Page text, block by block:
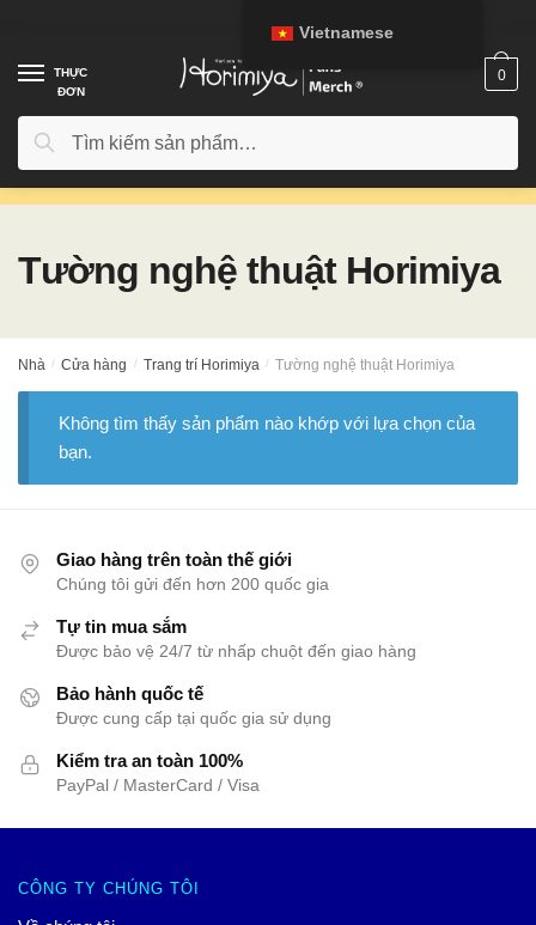
điều
phần
THỰC
ĐƠN
Tìm
kiếm:
Tìm kiếm
0
Tường nghệ thuật Horimiya
Nhà / Cửa hàng / Trang trí Horimiya / Tường nghệ thuật Horimiya
Không tìm thấy sản phẩm nào khớp với lựa chọn của
bạn.
Giao hàng trên toàn thế giới
Chúng tôi gửi đến hơn 200 quốc gia
Tự tin mua sắm
Được bảo vệ 24/7 từ nhấp chuột đến giao hàng
Bảo hành quốc tế
Được cung cấp tại quốc gia sử dụng
Kiểm tra an toàn 100%
PayPal / MasterCard / Visa
CÔNG TY CHÚNG TÔI
Vietnamese